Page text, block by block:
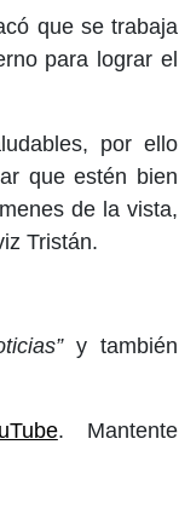
que se trabaja
para lograr el
por ello
que estén bien
de la vista,
Tristán.
y también
. Mantente